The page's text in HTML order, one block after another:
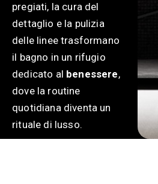
pregiati, la cura del
dettaglio e la pulizia
delle linee trasformano
il bagno in un rifugio
dedicato al benessere,
dove la routine
quotidiana diventa un
rituale di lusso.